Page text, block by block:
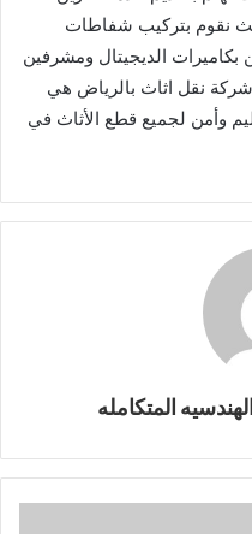
نقوم بتركيب شفاطات
الديجيتال ومشرفين
نقل اثاث بالرياض هي
وأمن لجميع قطع الأثاث في
المتكامله